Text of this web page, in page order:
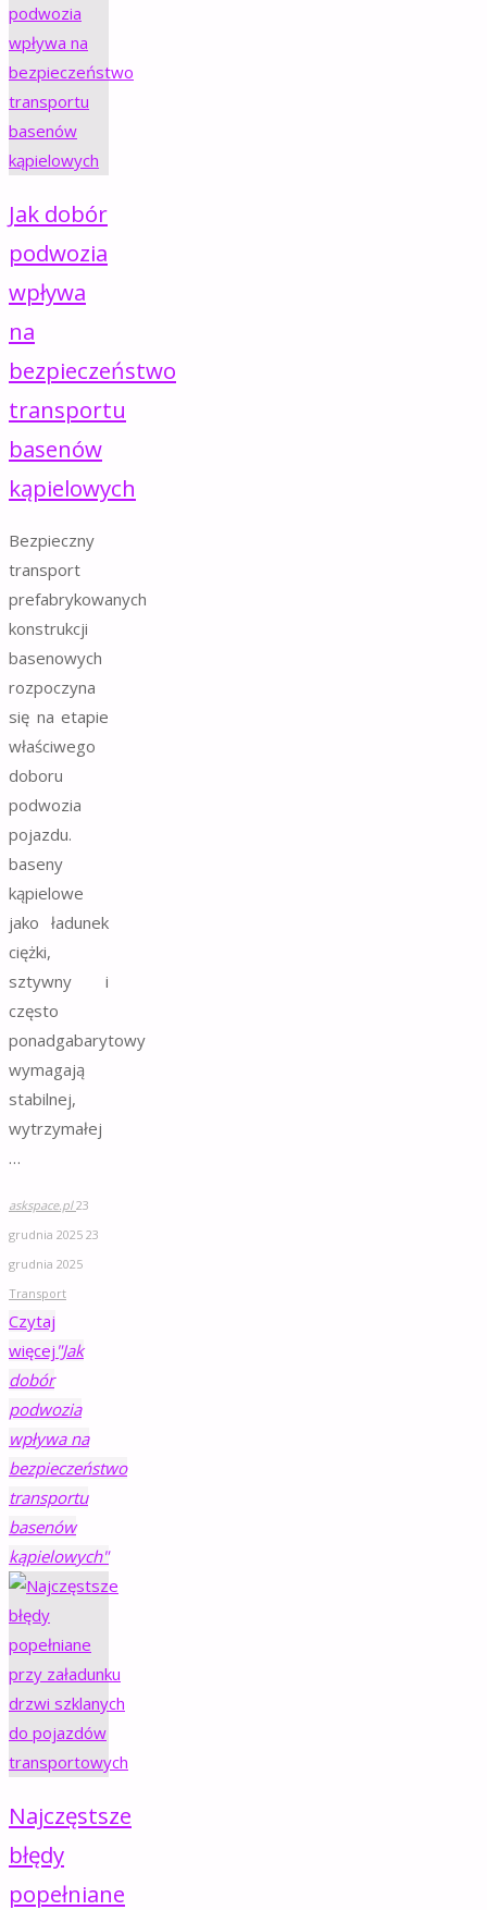
Jak dobór
podwozia
wpływa
na
bezpieczeństwo
transportu
basenów
kąpielowych
Bezpieczny
transport
prefabrykowanych
konstrukcji
basenowych
rozpoczyna
się na etapie
właściwego
doboru
podwozia
pojazdu.
baseny
kąpielowe
jako ładunek
ciężki,
sztywny i
często
ponadgabarytowy
wymagają
stabilnej,
wytrzymałej
…
askspace.pl 23
grudnia 2025 23
grudnia 2025
Transport
Czytaj
więcej "Jak
dobór
podwozia
wpływa na
bezpieczeństwo
transportu
basenów
kąpielowych"
Najczęstsze
błędy
popełniane